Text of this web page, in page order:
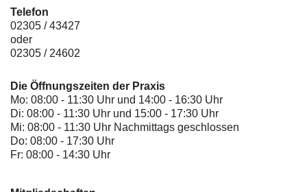
Telefon
02305 / 43427
oder
02305 / 24602
Die Öffnungszeiten der Praxis
Mo: 08:00 - 11:30 Uhr und 14:00 - 16:30 Uhr
Di: 08:00 - 11:30 Uhr und 15:00 - 17:30 Uhr
Mi: 08:00 - 11:30 Uhr Nachmittags geschlossen
Do: 08:00 - 17:30 Uhr
Fr: 08:00 - 14:30 Uhr